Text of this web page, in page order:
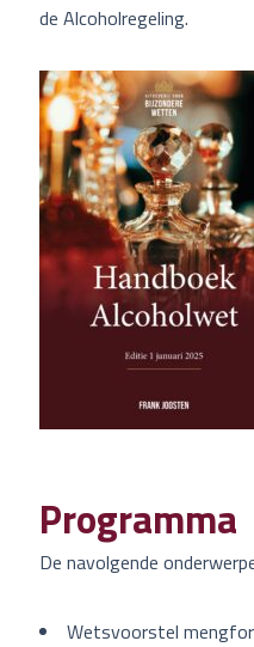
de Alcoholregeling.
Programma
De navolgende
Wetsvoorstel